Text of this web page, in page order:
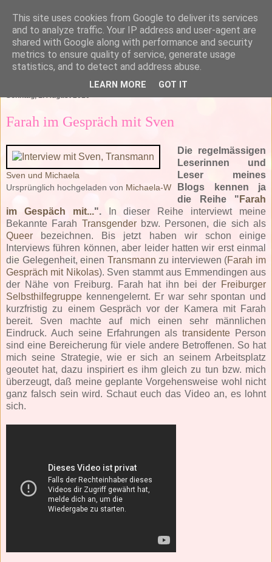
Sonntag, 1. August 2010
Farah im Gespräch mit Sven
Sven und Michaela
Ursprünglich hochgeladen von Michaela-W
Die regelmässigen
Leserinnen und
Leser meines
Blogs kennen ja
die Reihe " Farah
im Gespäch mit...".In dieser Reihe interviewt meine
Bekannte Farah Transgenderbzw. Personen, die sich als
Queer bezeichnen. Bis jetzt haben wir schon einige
Interviews führen können, aber leider hatten wir erst einmal
die Gelegenheit, einen Transmann zu interviewen (Farah im
Gespräch mit Nikolas). Sven stammt aus Emmendingen aus
der Nähe von Freiburg. Farah hat ihn bei der Freiburger
Selbsthilfegruppe kennengelernt. Er war sehr spontan und
kurzfristig zu einem Gespräch vor der Kamera mit Farah
bereit. Sven machte auf mich einen sehr männlichen
Eindruck. Auch seine Erfahrungen alstransidente Person
sind eine Bereicherung für viele andere Betroffenen. So hat
mich seine Strategie, wie er sich an seinem Arbeitsplatz
geoutet hat, dazu inspiriert es ihm gleich zu tun bzw. mich
überzeugt, daß meine geplante Vorgehensweise wohl nicht
ganz falsch sein wird. Schaut euch das Video an, es lohnt
sich.
This site uses cookies from Google to deliver its services
and to analyze traffic. Your IP address and user-agent are
shared with Google along with performance and security
metrics to ensure quality of service, generate usage
statistics, and to detect and address abuse.
LEARN MORE GOT IT